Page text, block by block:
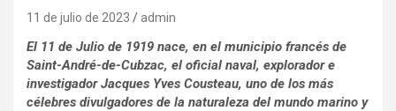
11 de julio de 2023 admin
El 11 de Julio de 1919 nace, en el municipio francés de
Saint-André-de-Cubzac, el oficial naval, explorador e
investigador Jacques Yves Cousteau, uno de los más
célebres divulgadores de la naturaleza del mundo marino y